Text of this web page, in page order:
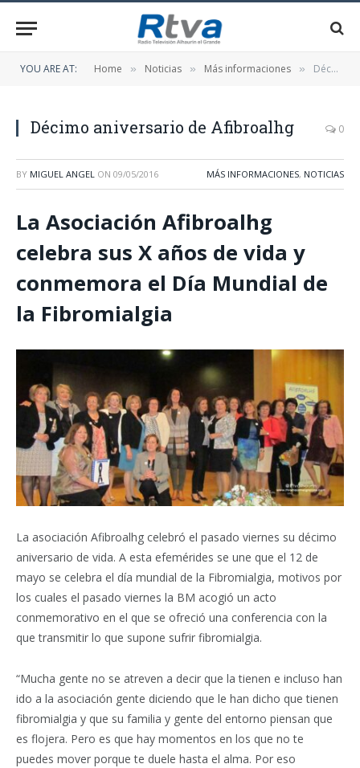
YOU ARE AT: Home » Noticias » Más informaciones » Décimo aniversario de Afibroalhg
Décimo aniversario de Afibroalhg 0
BY MIGUEL ANGEL ON 09/05/2016 MÁS INFORMACIONES, NOTICIAS
La Asociación Afibroalhg
celebra sus X años de vida y
conmemora el Día Mundial de
la Fibromialgia
La asociación Afibroalhg celebró el pasado viernes su décimo
aniversario de vida. A esta efemérides se une que el 12 de
mayo se celebra el día mundial de la Fibromialgia, motivos por
los cuales el pasado viernes la BM acogió un acto
conmemorativo en el que se ofreció una conferencia con la
que transmitir lo que supone sufrir fibromialgia.
“Mucha gente no se atreven a decir que la tienen e incluso han
ido a la asociación gente diciendo que le han dicho que tienen
fibromialgia y que su familia y gente del entorno piensan que
es flojera. Pero es que hay momentos en los que no te
puedes mover porque te duele hasta el alma. Por eso